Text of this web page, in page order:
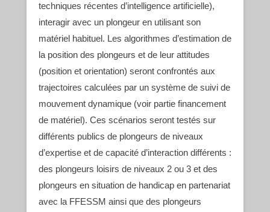
techniques récentes d’intelligence artificielle),
interagir avec un plongeur en utilisant son
matériel habituel. Les algorithmes d’estimation de
la position des plongeurs et de leur attitudes
(position et orientation) seront confrontés aux
trajectoires calculées par un système de suivi de
mouvement dynamique (voir partie financement
de matériel). Ces scénarios seront testés sur
différents publics de plongeurs de niveaux
d’expertise et de capacité d’interaction différents :
des plongeurs loisirs de niveaux 2 ou 3 et des
plongeurs en situation de handicap en partenariat
avec la FFESSM ainsi que des plongeurs